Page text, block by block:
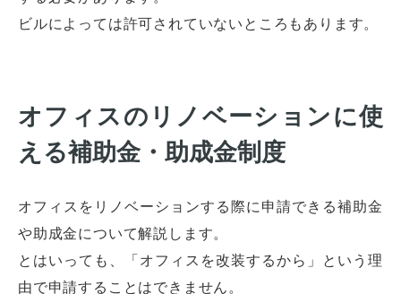
ビルによっては許可されていないところもあります。
オフィスのリノベーションに使
える補助金・助成金制度
オフィスをリノベーションする際に申請できる補助金
や助成金について解説します。
とはいっても、「オフィスを改装するから」という理
由で申請することはできません。